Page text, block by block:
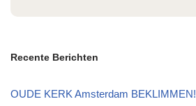
Recente Berichten
OUDE KERK Amsterdam BEKLIMMEN!